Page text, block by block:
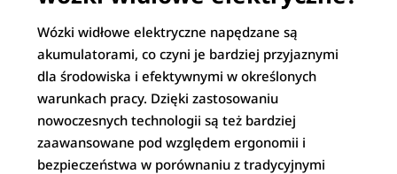
Wózki widłowe elektryczne napędzane są
akumulatorami, co czyni je bardziej przyjaznymi
dla środowiska i efektywnymi w określonych
warunkach pracy. Dzięki zastosowaniu
nowoczesnych technologii są też bardziej
zaawansowane pod względem ergonomii i
bezpieczeństwa w porównaniu z tradycyjnymi